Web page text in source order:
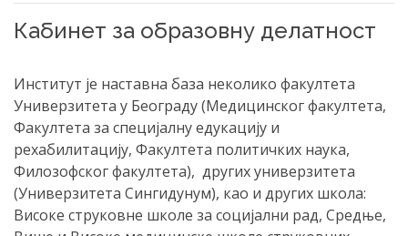
Кабинет за образовну делатност
Институт је наставна база неколико факултета
Универзитета у Београду (Медицинског факултета,
Факултета за специјалну едукацију и
рехабилитацију, Факултета политичких наука,
Филозофског факултета), других универзитета
(Универзитета Сингидунум), као и других школа:
Високе струковне школе за социјални рад, Средње,